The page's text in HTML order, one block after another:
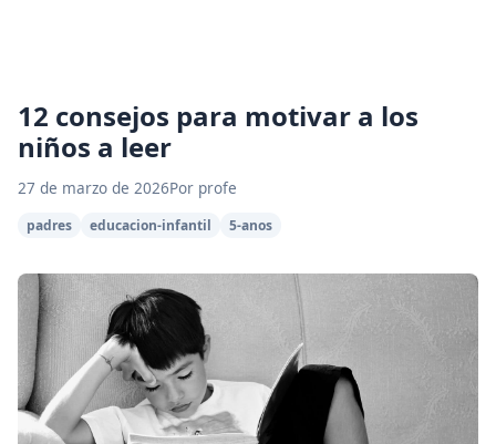
12 consejos para motivar a los
niños a leer
27 de marzo de 2026Por profe
padres educacion-infantil 5-anos